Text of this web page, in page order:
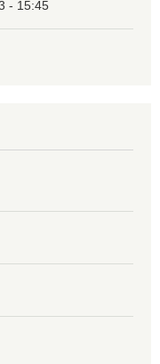
- 15:45